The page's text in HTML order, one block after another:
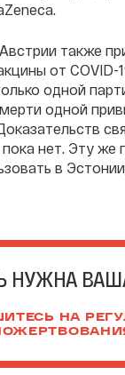
также
от COVID-
одной
одной
нет. Эту же
в
НУЖНА
НА